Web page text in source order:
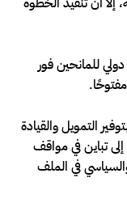
للمانحين فور
التمويل والقيادة
تباين في مواقف
في الملف